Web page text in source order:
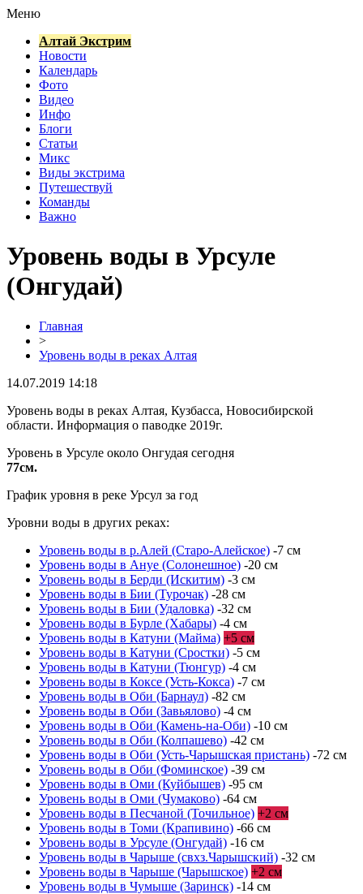
Меню
Алтай Экстрим
Новости
Календарь
Фото
Видео
Инфо
Блоги
Статьи
Микс
Виды экстрима
Путешествуй
Команды
Важно
Уровень воды в Урсуле
(Онгудай)
Главная
>
Уровень воды в реках Алтая
14.07.2019 14:18
Уровень воды в реках Алтая, Кузбасса, Новосибирской
области. Информация о паводке 2019г.
Уровень в Урсуле около Онгудая сегодня
77см.
График уровня в реке Урсул за год
Уровни воды в других реках:
Уровень воды в р.Алей (Старо-Алейское) -7 см
Уровень воды в Ануе (Солонешное) -20 см
Уровень воды в Берди (Искитим) -3 см
Уровень воды в Бии (Турочак) -28 см
Уровень воды в Бии (Удаловка) -32 см
Уровень воды в Бурле (Хабары) -4 см
Уровень воды в Катуни (Майма) +5 см
Уровень воды в Катуни (Сростки) -5 см
Уровень воды в Катуни (Тюнгур) -4 см
Уровень воды в Коксе (Усть-Кокса) -7 см
Уровень воды в Оби (Барнаул) -82 см
Уровень воды в Оби (Завьялово) -4 см
Уровень воды в Оби (Камень-на-Оби) -10 см
Уровень воды в Оби (Колпашево) -42 см
Уровень воды в Оби (Усть-Чарышская пристань) -72 см
Уровень воды в Оби (Фоминское) -39 см
Уровень воды в Оми (Куйбышев) -95 см
Уровень воды в Оми (Чумаково) -64 см
Уровень воды в Песчаной (Точильное) +2 см
Уровень воды в Томи (Крапивино) -66 см
Уровень воды в Урсуле (Онгудай) -16 см
Уровень воды в Чарыше (свхз.Чарышский) -32 см
Уровень воды в Чарыше (Чарышское) +2 см
Уровень воды в Чумыше (Заринск) -14 см